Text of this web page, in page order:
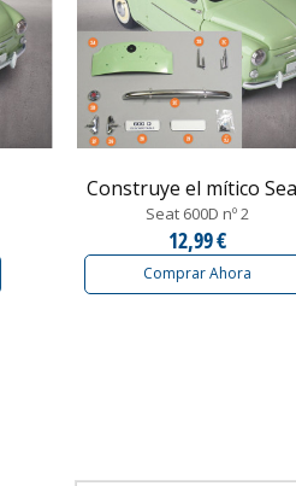
Construye el mítico
Seat 600D nº 2
12,99 €
Comprar Ahora